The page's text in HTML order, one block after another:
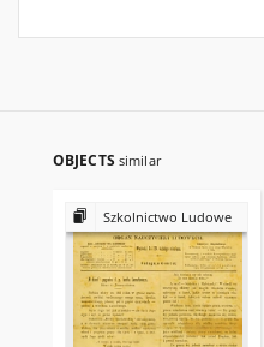
OBJECTS similar
Szkolnictwo Ludowe